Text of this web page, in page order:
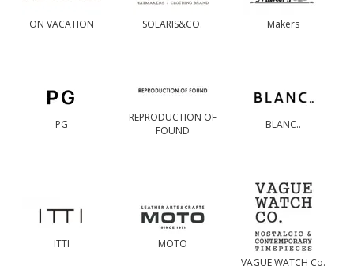
ON VACATION SOLARIS&CO. Makers
PG
REPRODUCTION OF
FOUND
BLANC..
ITTI
MOTO
VAGUE WATCH Co.